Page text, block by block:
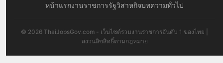
หน้าแรกงานราชการรัฐวิสาหกิจบทความทั่วไป
© 2026 ThaiJobsGov.com - เว็บไซต์รวมงานราชการอันดับ 1 ของไทย |
สงวนลิขสิทธิ์ตามกฎหมาย